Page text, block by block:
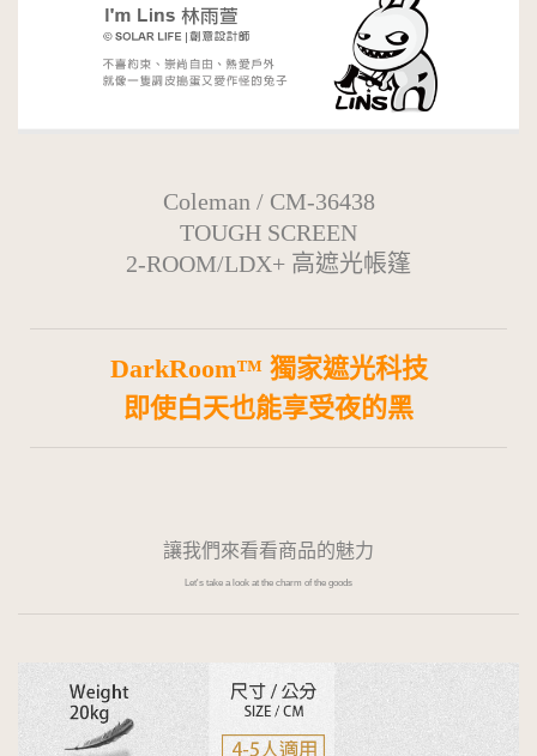
Coleman / CM-36438
TOUGH SCREEN
2-ROOM/LDX+ 高遮光帳篷
DarkRoom™ 獨家遮光科技
即使白天也能享受夜的黑
讓我們來看看商品的魅力
Let's take a look at the charm of the goods